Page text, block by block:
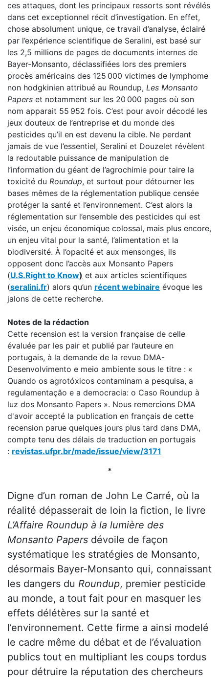
ces attaques, dont les principaux ressorts sont révélés
dans cet exceptionnel récit d’investigation. En effet,
chose absolument unique, ce travail d’analyse, éclairé
par l’expérience scientifique de Seralini, est basé sur
les 2,5 millions de pages de documents internes de
Bayer-Monsanto, déclassifiées lors des premiers
procès américains des 125 000 victimes de lymphome
non hodgkinien attribué au Roundup, Les Monsanto
Papers et notamment sur les 20 000 pages où son
nom apparait 55 952 fois. C’est pour avoir décodé les
jeux douteux de l’entreprise et du monde des
pesticides qu’il en est devenu la cible. Ne perdant
jamais de vue l’essentiel, Seralini et Douzelet révèlent
la redoutable puissance de manipulation de
l’information du géant de l’agrochimie pour taire la
toxicité du Roundup, et surtout pour détourner les
bases mêmes de la réglementation publique censée
protéger la santé et l’environnement. C’est alors la
réglementation sur l’ensemble des pesticides qui est
visée, un enjeu économique colossal, mais plus encore,
un enjeu vital pour la santé, l’alimentation et la
biodiversité. À l’opacité et aux mensonges, ils
opposent donc l’accès aux Monsanto Papers
(U.S.Right to Know) et aux articles scientifiques
(seralini.fr) alors qu’un récent webinaire évoque les
jalons de cette recherche.
Notes de la rédaction
Cette recension est la version française de celle
évaluée par les pair et publié par l’auteure en
portugais, à la demande de la revue DMA-
Desenvolvimento e meio ambiente sous le titre : «
Quando os agrotóxicos contaminam a pesquisa, a
regulamentação e a democracia: o Caso Roundup à
luz dos Monsanto Papers ». Nous remercions DMA
d'avoir accepté la publication en français de cette
recension parue quelques jours plus tard dans DMA,
compte tenu des délais de traduction en portugais
: revistas.ufpr.br/made/issue/view/3171
*
Digne d’un roman de John Le Carré, où la
réalité dépasserait de loin la fiction, le livre
L’Affaire Roundup à la lumière des
Monsanto Papers dévoile de façon
systématique les stratégies de Monsanto,
désormais Bayer-Monsanto qui, connaissant
les dangers du Roundup, premier pesticide
au monde, a tout fait pour en masquer les
effets délétères sur la santé et
l’environnement. Cette firme a ainsi modelé
le cadre même du débat et de l’évaluation
publics tout en multipliant les coups tordus
pour détruire la réputation des chercheurs